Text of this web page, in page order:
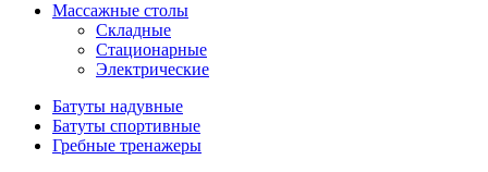
Массажные столы
Складные
Стационарные
Электрические
Батуты надувные
Батуты спортивные
Гребные тренажеры